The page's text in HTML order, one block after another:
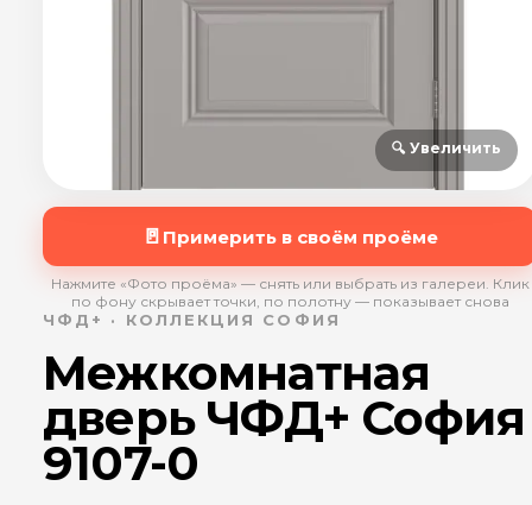
🔍 Увеличить
🚪 Примерить в своём проёме
Нажмите «Фото проёма» — снять или выбрать из галереи. Клик
по фону скрывает точки, по полотну — показывает снова
ЧФД+ · КОЛЛЕКЦИЯ СОФИЯ
Межкомнатная
дверь ЧФД+ София
9107-0